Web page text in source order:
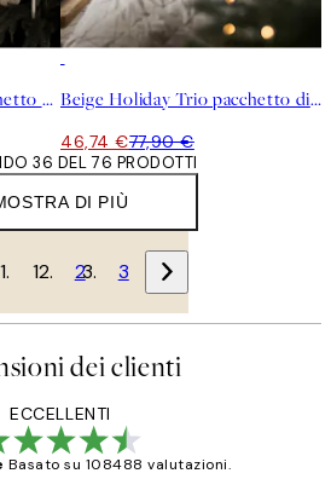
Green Holiday Trio pacchetto di poster Beige Holiday Trio pacchetto di poster
46,74 €77,90 €
DI PIÙ
36 DEL 76 PRODOTTI
1 2 3
dei clienti
ECCELLENTI
Basato su 108488 valutazioni.